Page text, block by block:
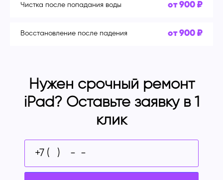
Чистка после попадания воды от 900 ₽
Восстановление после падения от 900 ₽
Нужен срочный ремонт
iPad? Оставьте заявку в 1
клик